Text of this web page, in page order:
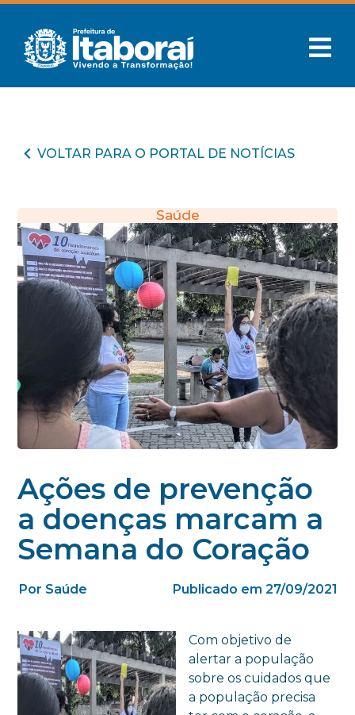
VOLTAR PARA O PORTAL DE NOTÍCIAS
Saúde
Ações de prevenção
a doenças marcam a
Semana do Coração
Por Saúde Publicado em 27/09/2021
Com objetivo de
alertar a população
sobre os cuidados que
a população precisa